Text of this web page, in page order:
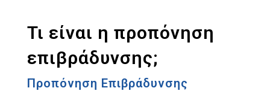
Τι είναι η προπόνηση
επιβράδυνσης;
Προπόνηση Επιβράδυνσης